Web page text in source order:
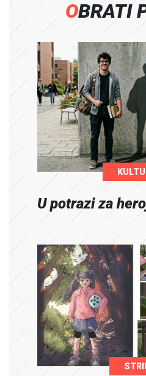
OBRATI
U potrazi za